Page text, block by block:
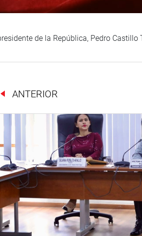
de la República, Pedro
ANTERIOR